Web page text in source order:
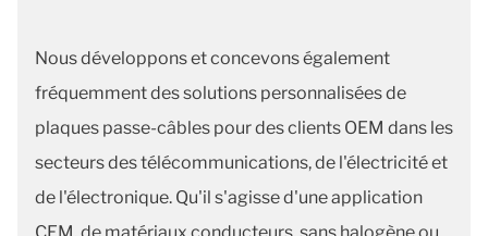
Nous développons et concevons également
fréquemment des solutions personnalisées de
plaques passe-câbles pour des clients OEM dans les
secteurs des télécommunications, de l'électricité et
de l'électronique. Qu'il s'agisse d'une application
CEM, de matériaux conducteurs, sans halogène ou